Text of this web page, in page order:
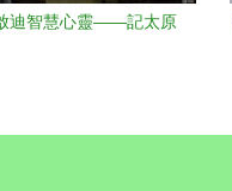
迪智慧心靈——記太原